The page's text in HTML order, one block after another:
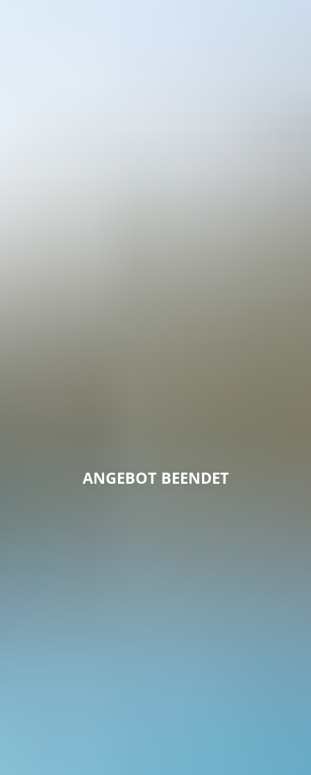
ANGEBOT BEENDET